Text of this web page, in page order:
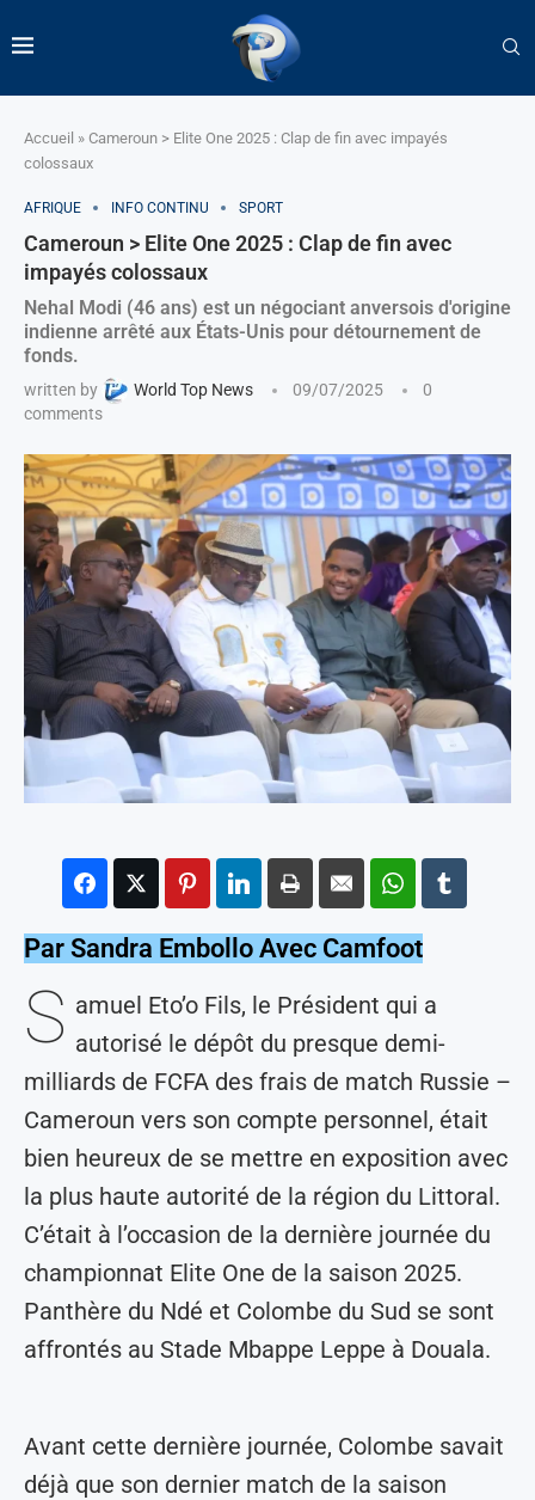
Accueil » Cameroun > Elite One 2025 : Clap de fin avec impayés
colossaux
AFRIQUE INFO CONTINU SPORT
Cameroun > Elite One 2025 : Clap de fin avec
impayés colossaux
Nehal Modi (46 ans) est un négociant anversois d'origine
indienne arrêté aux États-Unis pour détournement de
fonds.
written by World Top News 09/07/2025
0
comments
Par Sandra Embollo Avec Camfoot
S amuel Eto’o Fils, le Président qui a
autorisé le dépôt du presque demi-
milliards de FCFA des frais de match Russie –
Cameroun vers son compte personnel, était
bien heureux de se mettre en exposition avec
la plus haute autorité de la région du Littoral.
C’était à l’occasion de la dernière journée du
championnat Elite One de la saison 2025.
Panthère du Ndé et Colombe du Sud se sont
affrontés au Stade Mbappe Leppe à Douala.
Avant cette dernière journée, Colombe savait
déjà que son dernier match de la saison